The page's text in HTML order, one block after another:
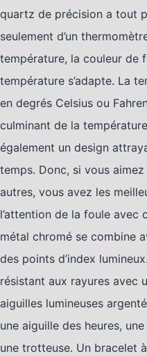
quartz de précision a tout
seulement d’un
température, la couleur de
température s’adapte. La
en degrés Celsius ou
culminant de la
également un design
temps. Donc, si vous
autres, vous avez les
l’attention de la foule avec
métal chromé se combine
des points d’index
résistant aux rayures avec
aiguilles lumineuses
une aiguille des heures,
une trotteuse. Un bracelet